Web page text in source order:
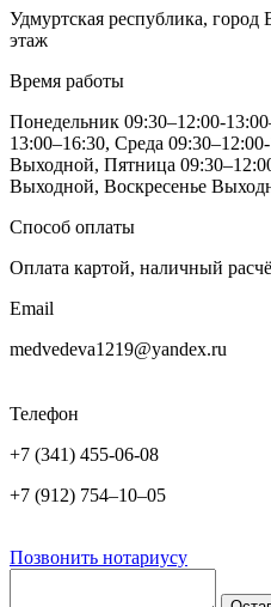
Удмуртская республика,
этаж
Время работы
Понедельник 09:30–12:00-
13:00–16:30, Среда
Выходной, Пятница
Выходной, Воскресенье
Способ оплаты
Оплата картой, наличный
Email
medvedeva1219@yandex.ru
Телефон
+7 (341) 455-06-08
+7 (912) 754‒10‒05
Позвонить нотариусу